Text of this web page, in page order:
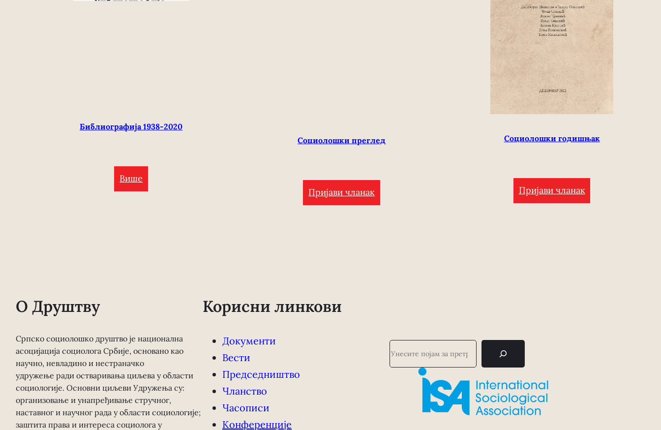
Библиографија 1938-2020
Више
Социолошки преглед
Пријави чланак
Социолошки годишњак
Пријави чланак
О Друштву
Српско социолошко друштво је национална
асоцијација социолога Србије, основано као
научно, невладино и нестраначко
удружење ради остваривања циљева у области
социологије. Основни циљеви Удружења су:
организовање и унапређивање стручног,
наставног и научног рада у области социологије;
заштита права и интереса социолога у
Корисни линкови
Документи
Вести
Председништво
Чланство
Часописи
Конференције
П
р
е